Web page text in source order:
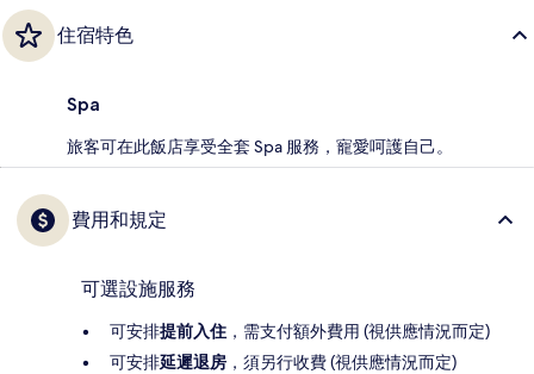
住宿特色
Spa
旅客可在此飯店享受全套 Spa 服務，寵愛呵護自己。
費用和規定
可選設施服務
可安排提前入住 ，需支付額外費用 (視供應情況而定)
可安排延遲退房 ，須另行收費 (視供應情況而定)